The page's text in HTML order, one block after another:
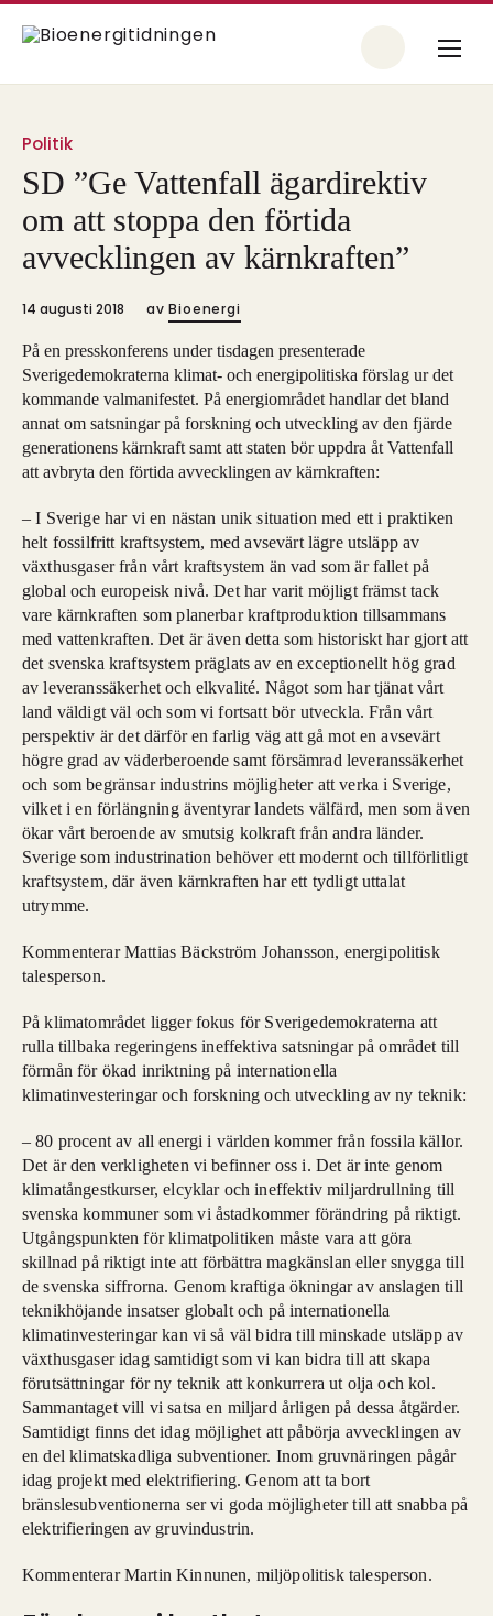
Politik
SD ”Ge Vattenfall ägardirektiv
om att stoppa den förtida
avvecklingen av kärnkraften”
14 augusti 2018 av Bioenergi
På en presskonferens under tisdagen presenterade
Sverigedemokraterna klimat- och energipolitiska förslag ur det
kommande valmanifestet. På energiområdet handlar det bland
annat om satsningar på forskning och utveckling av den fjärde
generationens kärnkraft samt att staten bör uppdra åt Vattenfall
att avbryta den förtida avvecklingen av kärnkraften:
– I Sverige har vi en nästan unik situation med ett i praktiken
helt fossilfritt kraftsystem, med avsevärt lägre utsläpp av
växthusgaser från vårt kraftsystem än vad som är fallet på
global och europeisk nivå. Det har varit möjligt främst tack
vare kärnkraften som planerbar kraftproduktion tillsammans
med vattenkraften. Det är även detta som historiskt har gjort att
det svenska kraftsystem präglats av en exceptionellt hög grad
av leveranssäkerhet och elkvalité. Något som har tjänat vårt
land väldigt väl och som vi fortsatt bör utveckla. Från vårt
perspektiv är det därför en farlig väg att gå mot en avsevärt
högre grad av väderberoende samt försämrad leveranssäkerhet
och som begränsar industrins möjligheter att verka i Sverige,
vilket i en förlängning äventyrar landets välfärd, men som även
ökar vårt beroende av smutsig kolkraft från andra länder.
Sverige som industrination behöver ett modernt och tillförlitligt
kraftsystem, där även kärnkraften har ett tydligt uttalat
utrymme.
Kommenterar Mattias Bäckström Johansson, energipolitisk
talesperson.
På klimatområdet ligger fokus för Sverigedemokraterna att
rulla tillbaka regeringens ineffektiva satsningar på området till
förmån för ökad inriktning på internationella
klimatinvesteringar och forskning och utveckling av ny teknik:
– 80 procent av all energi i världen kommer från fossila källor.
Det är den verkligheten vi befinner oss i. Det är inte genom
klimatångestkurser, elcyklar och ineffektiv miljardrullning till
svenska kommuner som vi åstadkommer förändring på riktigt.
Utgångspunkten för klimatpolitiken måste vara att göra
skillnad på riktigt inte att förbättra magkänslan eller snygga till
de svenska siffrorna. Genom kraftiga ökningar av anslagen till
teknikhöjande insatser globalt och på internationella
klimatinvesteringar kan vi så väl bidra till minskade utsläpp av
växthusgaser idag samtidigt som vi kan bidra till att skapa
förutsättningar för ny teknik att konkurrera ut olja och kol.
Sammantaget vill vi satsa en miljard årligen på dessa åtgärder.
Samtidigt finns det idag möjlighet att påbörja avvecklingen av
en del klimatskadliga subventioner. Inom gruvnäringen pågår
idag projekt med elektrifiering. Genom att ta bort
bränslesubventionerna ser vi goda möjligheter till att snabba på
elektrifieringen av gruvindustrin.
Kommenterar Martin Kinnunen, miljöpolitisk talesperson.